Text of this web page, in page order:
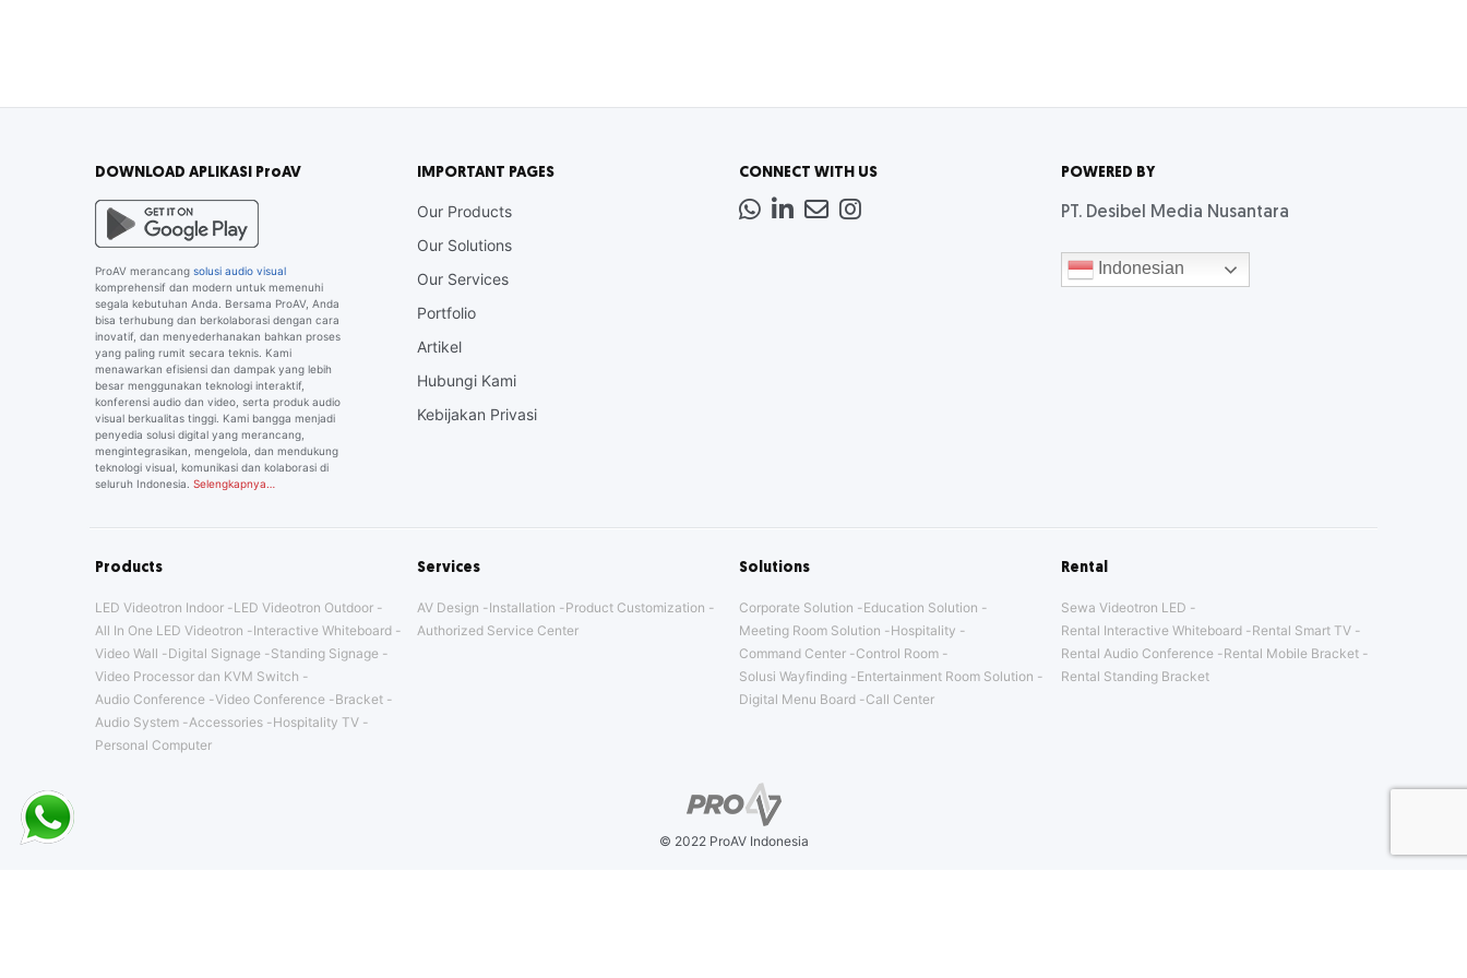
DOWNLOAD APLIKASI ProAV
ProAV merancang solusi audio visual
komprehensif dan modern untuk memenuhi
segala kebutuhan Anda. Bersama ProAV, Anda
bisa terhubung dan berkolaborasi dengan cara
inovatif, dan menyederhanakan bahkan proses
yang paling rumit secara teknis. Kami
menawarkan efisiensi dan dampak yang lebih
besar menggunakan teknologi interaktif,
konferensi audio dan video, serta produk audio
visual berkualitas tinggi. Kami bangga menjadi
penyedia solusi digital yang merancang,
mengintegrasikan, mengelola, dan mendukung
teknologi visual, komunikasi dan kolaborasi di
seluruh Indonesia. Selengkapnya…
IMPORTANT PAGES
Our Products
Our Solutions
Our Services
Portfolio
Artikel
Hubungi Kami
Kebijakan Privasi
CONNECT WITH US
Whatsapp
LinkedIn
NewsInstagram
POWERED BY
PT. Desibel Media Nusantara
Indonesian
Products
LED Videotron Indoor
LED Videotron Outdoor
All In One LED Videotron
Interactive Whiteboard
Video Wall
Digital Signage
Standing Signage
Video Processor dan KVM Switch
Audio Conference Video Conference
Bracket
Audio System
Accessories
Hospitality TV
Personal Computer
Services
AV Design Installation
Product Customization
Authorized Service Center
Solutions
Corporate Solution
Education Solution
Meeting Room Solution
Hospitality
Command Center
Control Room
Solusi Wayfinding
Entertainment Room Solution
Digital Menu Board
Call Center
Rental
Sewa Videotron LED
Rental Interactive Whiteboard
Rental Smart TV
Rental Audio Conference
Rental Mobile Bracket
Rental Standing Bracket
© 2022 ProAV Indonesia